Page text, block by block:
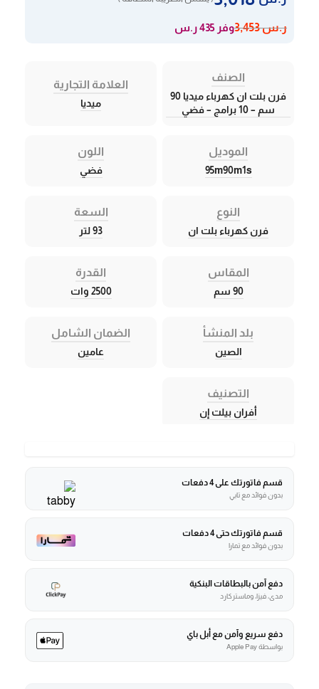
ر.س3,453 وفر 435 ر.س
الصنف
فرن بلت ان كهرباء ميديا 90
سم – 10 برامج – فضي
العلامة التجارية
ميديا
الموديل
95m90m1s
اللون
فضي
النوع
فرن كهرباء بلت ان
السعة
93 لتر
المقاس
90 سم
القدرة
2500 وات
بلد المنشأ
الصين
الضمان الشامل
عامين
التصنيف
أفران بيلت إن
قسم فاتورتك على 4 دفعات
بدون فوائد مع تابي
قسم فاتورتك حتى 4 دفعات
بدون فوائد مع تمارا
دفع آمن بالبطاقات البنكية
مدى، فيزا، وماستركارد
دفع سريع وآمن مع أبل باي
بواسطة Apple Pay